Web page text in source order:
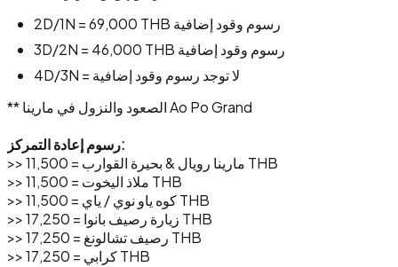
2D/1N = 69,000 THB رسوم وقود إضافية
3D/2N = 46,000 THB رسوم وقود إضافية
4D/3N = لا توجد رسوم وقود إضافية
** الصعود والنزول في مارينا Ao Po Grand
رسوم إعادة التمركز:
>> مارينا رويال & بحيرة القوارب = 11,500 THB
>> ملاذ اليخوت = 11,500 THB
>> كوه ياو نوي / ياي = 11,500 THB
>> زيارة رصيف بانوا = 17,250 THB
>> رصيف تشالونغ = 17,250 THB
>> كرابي = 17,250 THB